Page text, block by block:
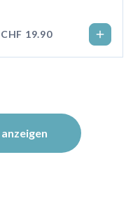
CHF 19.90